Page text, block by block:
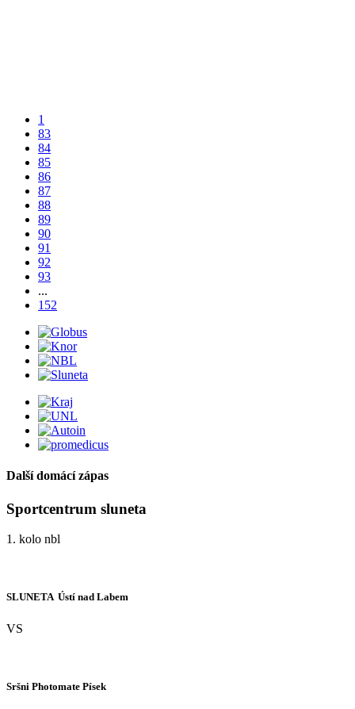
1
83
84
85
86
87
88
89
90
91
92
93
...
152
Další domácí zápas
Sportcentrum sluneta
1. kolo nbl
SLUNETA  Ústí nad Labem
VS
Sršni Photomate Písek